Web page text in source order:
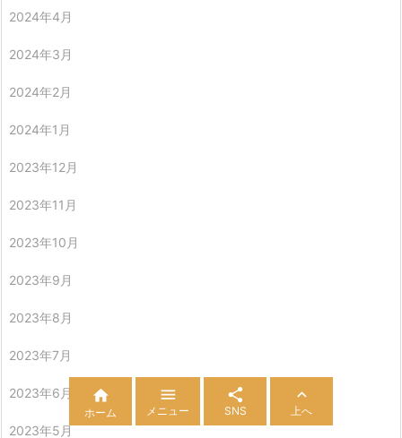
2024年4月
2024年3月
2024年2月
2024年1月
2023年12月
2023年11月
2023年10月
2023年9月
2023年8月
2023年7月
2023年6月
2023年5月

ホーム

メニュー

SNS

上へ